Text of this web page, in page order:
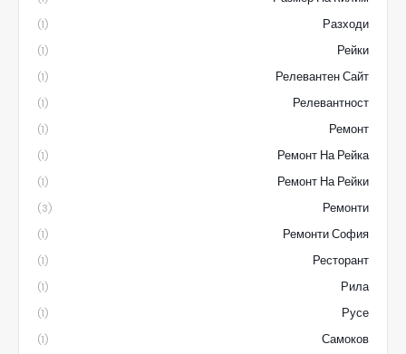
Разходи
(1)
Рейки
(1)
Релевантен Сайт
(1)
Релевантност
(1)
Ремонт
(1)
Ремонт На Рейка
(1)
Ремонт На Рейки
(1)
Ремонти
(3)
Ремонти София
(1)
Ресторант
(1)
Рила
(1)
Русе
(1)
Самоков
(1)